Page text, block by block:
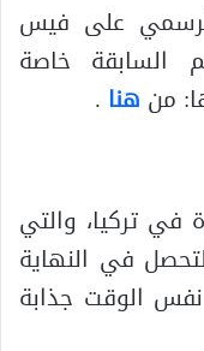
على فيس
السابقة خاصة
من هنا .
في تركيا، والتي
في النهاية
الوقت جذابة